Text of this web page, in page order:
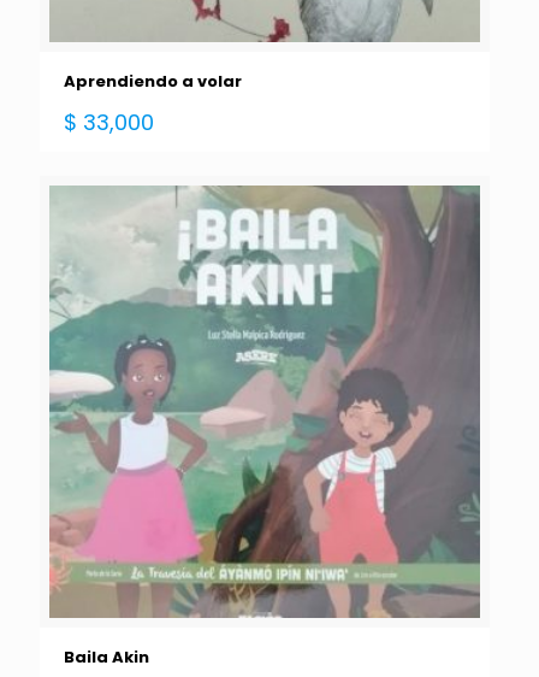
Aprendiendo a volar
$ 33,000
Baila Akin